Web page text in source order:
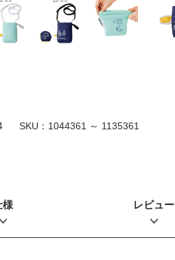
SKU： 1044361 ～ 1135361
様 レビュー